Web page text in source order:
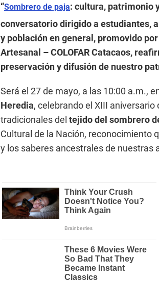
“Sombrero de paja: cultura, patrimonio
conversatorio dirigido a estudiantes,
y población en general, promovido
Artesanal – COLOFAR Catacaos,
preservación y difusión de nuestro
Será el 27 de mayo, a las 10:00 a.m.,
Heredia, celebrando el XIII
tradicionales del tejido del sombrero
Cultural de la Nación, reconocimiento
y los saberes ancestrales de nuestras